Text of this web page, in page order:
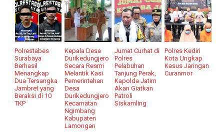
Polrestabes
Surabaya
Berhasil
Menangkap
Dua Tersangka
Jambret yang
Beraksi di 10
TKP
Kepala Desa
Durikedungjero
Secara Resmi
Melantik Kasi
Pemerintahan
Desa
Durikedungjero
Kecamatan
Ngimbang
Kabupaten
Lamongan
Jumat Curhat di
Polres
Pelabuhan
Tanjung Perak,
Kapolda Jatim
Akan Giatkan
Patroli
Siskamling
Polres Kediri
Kota Ungkap
Kasus Jaringan
Curanmor